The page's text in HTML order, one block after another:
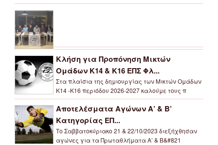
Κλήση για Προπόνηση Μικτών
Ομάδων Κ14 & Κ16 ΕΠΣ Φλ...
Στα πλαίσια της δημιουργίας των Μικτών Ομάδων
Κ14 -Κ16 περιόδου 2026-2027 καλούμε τους π
Αποτελέσματα Αγώνων Α’ & Β’
Κατηγορίας ΕΠ...
Το Σαββατοκύριακο 21 & 22/10/2023 διεξήχθησαν
αγώνες για τα Πρωταθλήματα Α’ & Β&#821